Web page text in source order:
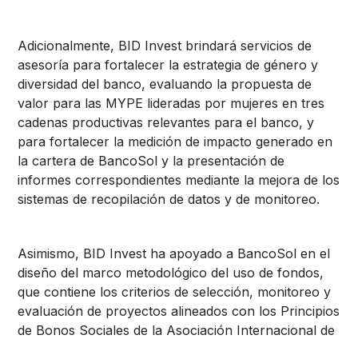
Adicionalmente, BID Invest brindará servicios de
asesoría para fortalecer la estrategia de género y
diversidad del banco, evaluando la propuesta de
valor para las MYPE lideradas por mujeres en tres
cadenas productivas relevantes para el banco, y
para fortalecer la medición de impacto generado en
la cartera de BancoSol y la presentación de
informes correspondientes mediante la mejora de los
sistemas de recopilación de datos y de monitoreo.
Asimismo, BID Invest ha apoyado a BancoSol en el
diseño del marco metodológico del uso de fondos,
que contiene los criterios de selección, monitoreo y
evaluación de proyectos alineados con los Principios
de Bonos Sociales de la Asociación Internacional de